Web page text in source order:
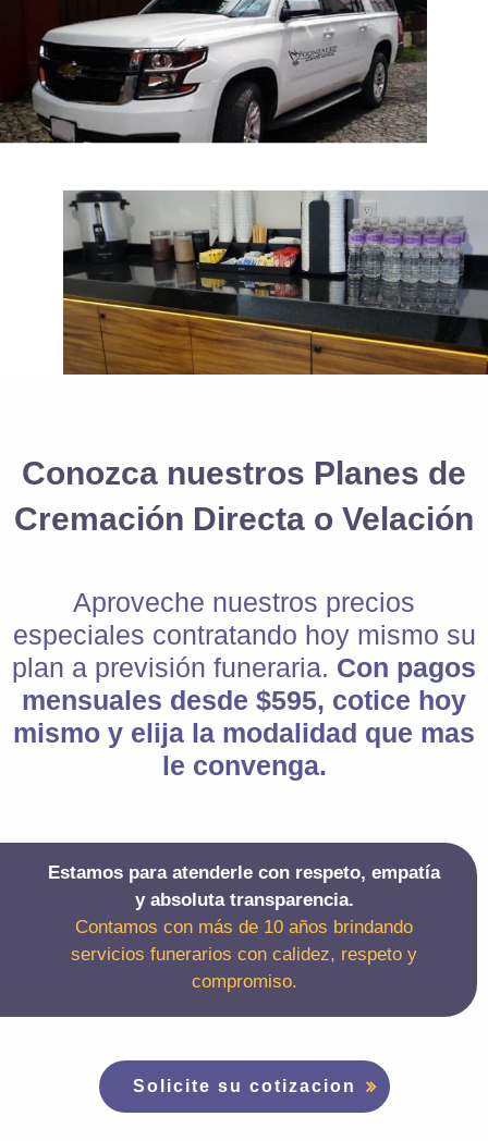
Conozca nuestros Planes de
Cremación Directa o Velación
Aproveche nuestros precios
especiales contratando hoy mismo su
plan a previsión funeraria. Con pagos
mensuales desde $595, cotice hoy
mismo y elija la modalidad que mas
le convenga.
Estamos para atenderle con respeto, empatía
y absoluta transparencia.
Contamos con más de 10 años brindando
servicios funerarios con calidez, respeto y
compromiso.
Solicite su cotizacion